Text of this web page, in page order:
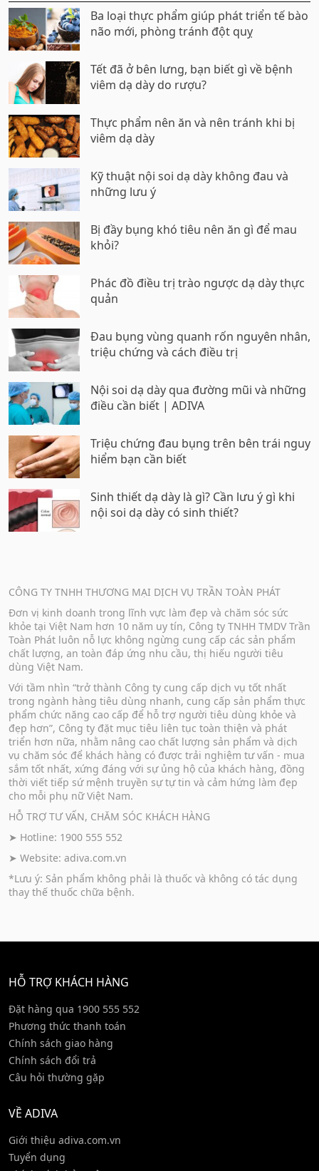
Ba loại thực phẩm giúp phát triển tế bào
não mới, phòng tránh đột quỵ
Tết đã ở bên lưng, bạn biết gì về bệnh
viêm dạ dày do rượu?
Thực phẩm nên ăn và nên tránh khi bị
viêm dạ dày
Kỹ thuật nội soi dạ dày không đau và
những lưu ý
Bị đầy bụng khó tiêu nên ăn gì để mau
khỏi?
Phác đồ điều trị trào ngược dạ dày thực
quản
Đau bụng vùng quanh rốn nguyên nhân,
triệu chứng và cách điều trị
Nội soi dạ dày qua đường mũi và những
điều cần biết | ADIVA
Triệu chứng đau bụng trên bên trái nguy
hiểm bạn cần biết
Sinh thiết dạ dày là gì? Cần lưu ý gì khi
nội soi dạ dày có sinh thiết?
CÔNG TY TNHH THƯƠNG MẠI DỊCH VỤ TRẦN TOÀN PHÁT
Đơn vị kinh doanh trong lĩnh vực làm đẹp và chăm sóc sức
khỏe tại Việt Nam hơn 10 năm uy tín, Công ty TNHH TMDV Trần
Toàn Phát luôn nỗ lực không ngừng cung cấp các sản phẩm
chất lượng, an toàn đáp ứng nhu cầu, thị hiếu người tiêu
dùng Việt Nam.
Với tầm nhìn “trở thành Công ty cung cấp dịch vụ tốt nhất
trong ngành hàng tiêu dùng nhanh, cung cấp sản phẩm thực
phẩm chức năng cao cấp để hỗ trợ người tiêu dùng khỏe và
đẹp hơn”, Công ty đặt mục tiêu liên tục toàn thiện và phát
triển hơn nữa, nhằm nâng cao chất lượng sản phẩm và dịch
vụ chăm sóc để khách hàng có được trải nghiệm tư vấn - mua
sắm tốt nhất, xứng đáng với sự ủng hộ của khách hàng, đồng
thời viết tiếp sứ mệnh truyền sự tự tin và cảm hứng làm đẹp
cho mỗi phụ nữ Việt Nam.
HỖ TRỢ TƯ VẤN, CHĂM SÓC KHÁCH HÀNG
➤ Hotline: 1900 555 552
➤ Website: adiva.com.vn
*Lưu ý: Sản phẩm không phải là thuốc và không có tác dụng
thay thế thuốc chữa bệnh.
HỖ TRỢ KHÁCH HÀNG
Đặt hàng qua 1900 555 552
Phương thức thanh toán
Chính sách giao hàng
Chính sách đổi trả
Câu hỏi thường gặp
VỀ ADIVA
Giới thiệu adiva.com.vn
Tuyển dụng